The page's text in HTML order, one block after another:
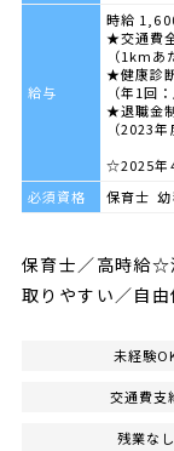
給与
時給
★交通費
（1kmあ
★健康診
（年1回
★退職金
（2023
☆2025年
必須資格
保育士 幼
保育士／高時給☆
取りやすい／自
未経験
交通費支
残業なし